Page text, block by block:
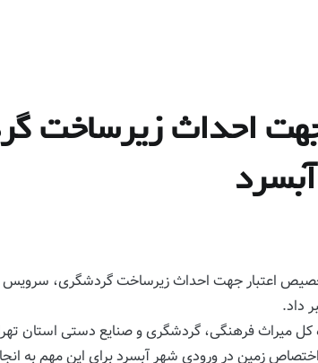
اعتبار جهت احداث
اعتبار جهت احداث زیرساخت گردشگری، سرویس
داد.
کل میراث فرهنگی، گردشگری و صنایع دستی استان
زمین در ورودی شهر آبسرد برای این مهم به